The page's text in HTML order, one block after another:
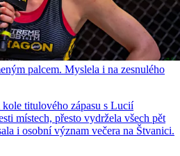
palcem. Myslela i na zesnulého
titulového zápasu s Lucií
místech, přesto vydržela všech pět
i osobní význam večera na Štvanici.